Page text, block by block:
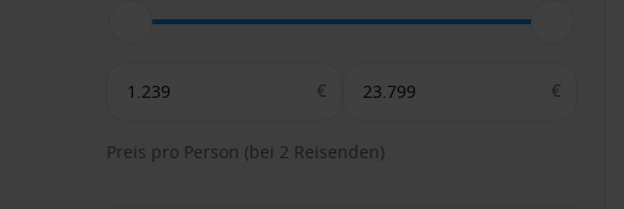
€ €
Preis pro Person (bei 2 Reisenden)